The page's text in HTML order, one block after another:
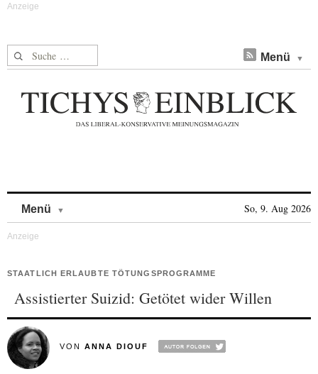
Suche nach: Menü
Menü So, 9. Aug 2026
STAATLICH ERLAUBTE TÖTUNGSPROGRAMME
Assistierter Suizid: Getötet wider Willen
VON ANNA DIOUF